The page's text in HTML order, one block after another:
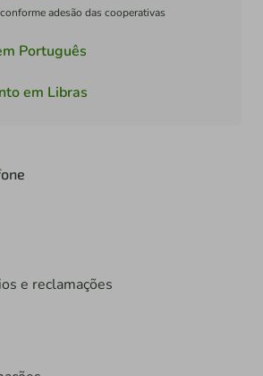
adesão das cooperativas
Português
em Libras
e reclamações